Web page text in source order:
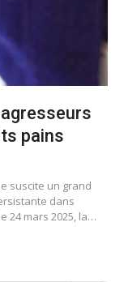
pains
suscite un grand
dans
24 mars 2025, la…